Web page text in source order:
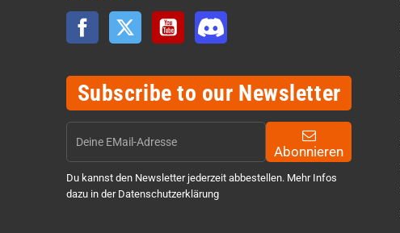
Facebook Twitter YouTube
Subscribe to our Newsletter
Abonnieren
Du kannst den Newsletter jederzeit abbestellen. Mehr Infos
dazu in der Datenschutzerklärung